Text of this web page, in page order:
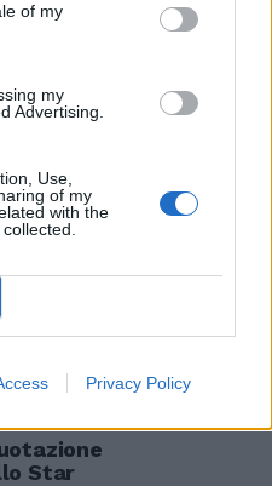
of my
my
Advertising.
Use,
of my
with the
Privacy Policy
è stata
in
Star